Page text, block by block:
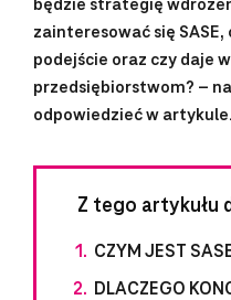
będzie strategię
zainteresować się
podejście oraz czy daje
przedsiębiorstwom? –
odpowiedzieć w artykule.
Z tego artykułu
CZYM JEST
DLACZEGO